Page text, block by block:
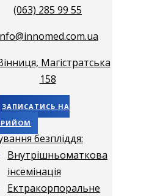
(063) 285 99 55
Магістратська
158
ЗАПИСАТИСЬ НА
безпліддя:
Внутрішньоматкова
інсемінація
Ектракорпоральне